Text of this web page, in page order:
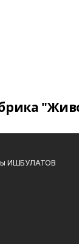
ИШБУЛАТОВ